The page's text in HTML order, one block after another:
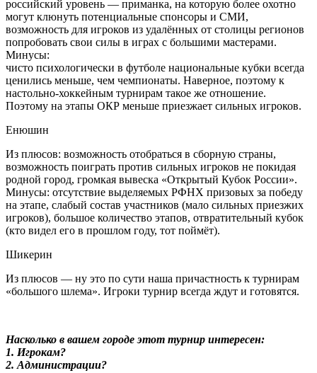
российский уровень — приманка, на которую более охотно
могут клюнуть потенциальные спонсоры и СМИ,
возможность для игроков из удалённых от столицы регионов
попробовать свои силы в играх с большими мастерами.
Минусы:
чисто психологически в футболе национальные кубки всегда
ценились меньше, чем чемпионаты. Наверное, поэтому к
настольно-хоккейным турнирам такое же отношение.
Поэтому на этапы ОКР меньше приезжает сильных игроков.
Енюшин
Из плюсов: возможность отобраться в сборную страны,
возможность поиграть против сильных игроков не покидая
родной город, громкая вывеска «Открытый Кубок России».
Минусы: отсутствие выделяемых РФНХ призовых за победу
на этапе, слабый состав участников (мало сильных приезжих
игроков), большое количество этапов, отвратительный кубок
(кто видел его в прошлом году, тот поймёт).
Шикерин
Из плюсов — ну это по сути наша причастность к турнирам
«большого шлема». Игроки турнир всегда ждут и готовятся.
Насколько в вашем городе этот турнир интересен:
1. Игрокам?
2. Администрации?